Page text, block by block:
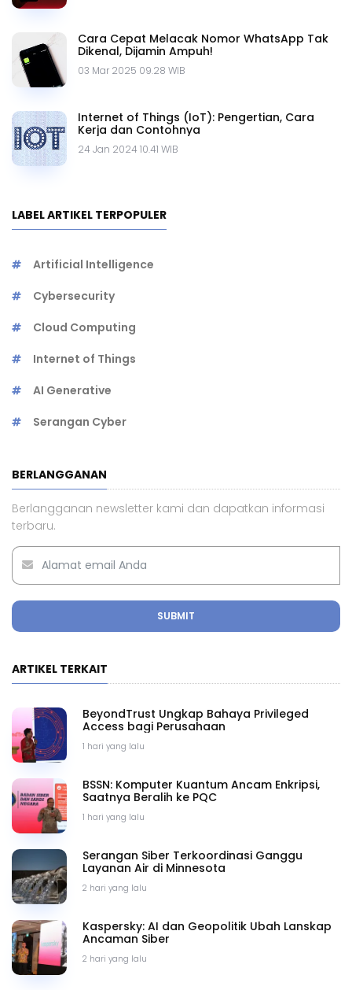
Cara Cepat Melacak Nomor WhatsApp Tak
Dikenal, Dijamin Ampuh!
03 Mar 2025 09.28 WIB
Internet of Things (IoT): Pengertian, Cara
Kerja dan Contohnya
24 Jan 2024 10.41 WIB
LABEL ARTIKEL TERPOPULER
Artificial Intelligence
Cybersecurity
Cloud Computing
Internet of Things
AI Generative
Serangan Cyber
BERLANGGANAN
Berlangganan newsletter kami dan dapatkan informasi
terbaru.
SUBMIT
ARTIKEL TERKAIT
1 hari yang lalu
BeyondTrust Ungkap Bahaya Privileged
Access bagi Perusahaan
1 hari yang lalu
BSSN: Komputer Kuantum Ancam Enkripsi,
Saatnya Beralih ke PQC
2 hari yang lalu
Serangan Siber Terkoordinasi Ganggu
Layanan Air di Minnesota
2 hari yang lalu
Kaspersky: AI dan Geopolitik Ubah Lanskap
Ancaman Siber